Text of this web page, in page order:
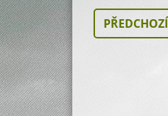
PŘEDCHOZÍ